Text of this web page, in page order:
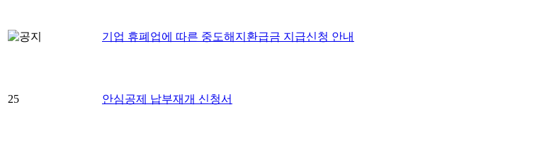
기업 휴폐업에 따른 중도해지환급금 지급신청 안내
25 안심공제 납부재개 신청서